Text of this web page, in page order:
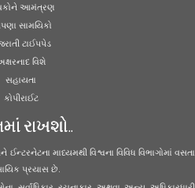
આમંત્રણ
સામયિકો
ટાઈપપેડ
વિશે
સહાયતા
કોપીરાઈટ
રાખશો..
માધ્યમથી વિશ્વના વિવિધ વિભાગોમાં વસતા
પ્રયાસ છે.